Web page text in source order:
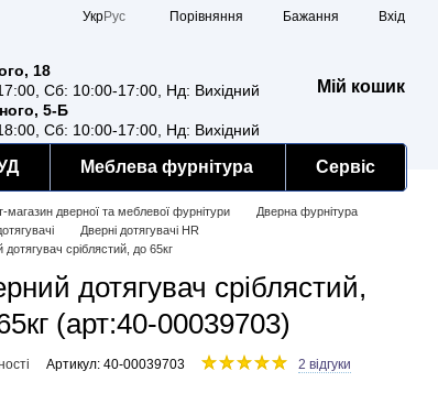
УкрРус Порівняння Бажання Вхід
18
Сб: 10:00-17:00, Нд: Вихідний
5-Б
Сб: 10:00-17:00, Нд: Вихідний
Мій кошик
Меблева фурнітура Сервіс
магазин дверної та меблевої фурнітури
Дверна фурнітура
Дверні дотягувачі HR
дотягувач сріблястий, до 65кг
дотягувач сріблястий,
(арт:40-00039703)
Артикул: 40-00039703 2 відгуки